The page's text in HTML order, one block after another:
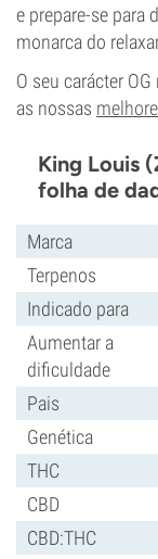
e prepare-se para
monarca do
O seu carácter
as nossas
King Louis
folha de
Marca
Terpenos
Indicado para
Aumentar a
dificuldade
Pais
Genética
THC
CBD
CBD:THC